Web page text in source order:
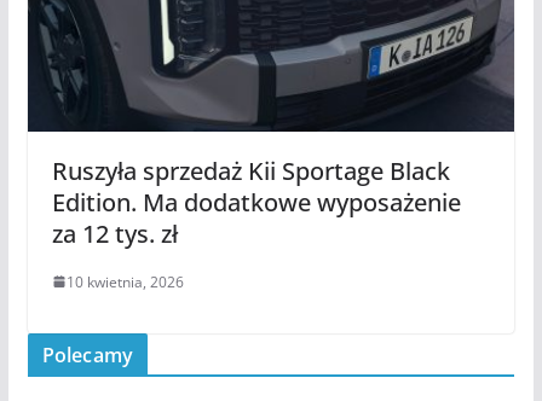
Ruszyła sprzedaż Kii Sportage Black
Edition. Ma dodatkowe wyposażenie
za 12 tys. zł
10 kwietnia, 2026
Polecamy